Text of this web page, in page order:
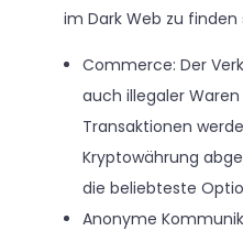
im Dark Web zu finden
Commerce: Der
auch illegaler
Transaktionen
Kryptowährung
die beliebteste
Anonyme